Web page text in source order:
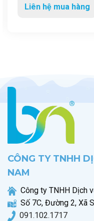
Liên hệ mua hàng
CÔNG TY TNHH
NAM
Công ty TNHH Dịch
Số 7C, Đường 2, Xã
091.102.1717